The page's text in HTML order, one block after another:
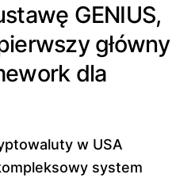
GENIUS,
główny
dla
w USA
system